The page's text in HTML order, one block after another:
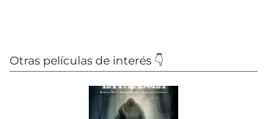
Otras películas de interés 👇